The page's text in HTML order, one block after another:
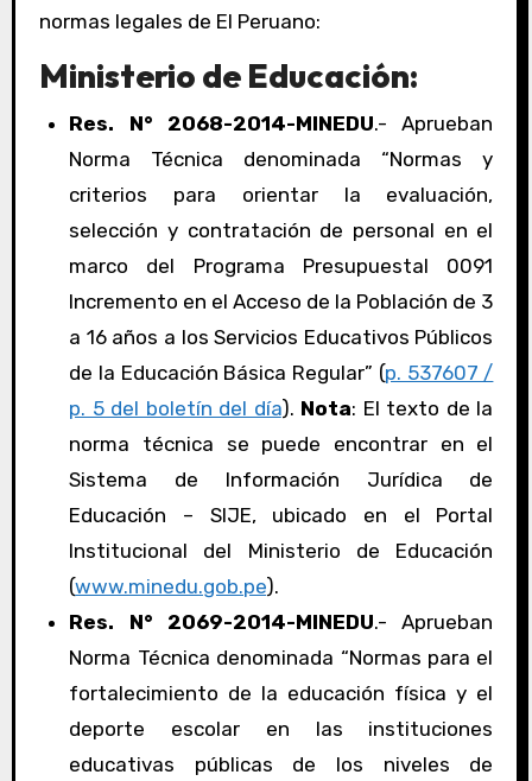
normas legales de El Peruano:
Ministerio de Educación:
Res. N° 2068-2014-MINEDU.- Aprueban
Norma Técnica denominada “Normas y
criterios para orientar la evaluación,
selección y contratación de personal en el
marco del Programa Presupuestal 0091
Incremento en el Acceso de la Población de 3
a 16 años a los Servicios Educativos Públicos
de la Educación Básica Regular” (p. 537607 /
p. 5 del boletín del día). Nota: El texto de la
norma técnica se puede encontrar en el
Sistema de Información Jurídica de
Educación – SIJE, ubicado en el Portal
Institucional del Ministerio de Educación
(www.minedu.gob.pe).
Res. N° 2069-2014-MINEDU.- Aprueban
Norma Técnica denominada “Normas para el
fortalecimiento de la educación física y el
deporte escolar en las instituciones
educativas públicas de los niveles de